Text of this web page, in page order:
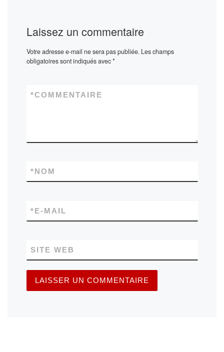
Laissez un commentaire
Votre adresse e-mail ne sera pas publiée. Les champs
obligatoires sont indiqués avec*
COMMENTAIRE
*
NOM
*
E-MAIL
*
SITE WEB